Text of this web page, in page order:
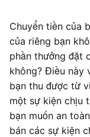
Chuyển tiền của
của riêng bạn
phần thưởng đặt
không? Điều này
bạn thu được từ
một sự kiện chịu
bạn muốn an
bán các sự kiện